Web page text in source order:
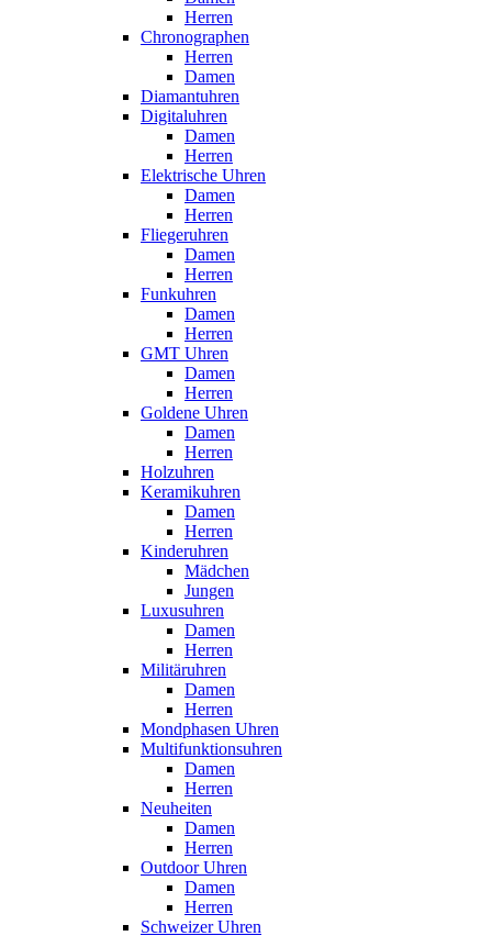
Herren
Chronographen
Herren
Damen
Diamantuhren
Digitaluhren
Damen
Herren
Elektrische Uhren
Damen
Herren
Fliegeruhren
Damen
Herren
Funkuhren
Damen
Herren
GMT Uhren
Damen
Herren
Goldene Uhren
Damen
Herren
Holzuhren
Keramikuhren
Damen
Herren
Kinderuhren
Mädchen
Jungen
Luxusuhren
Damen
Herren
Militäruhren
Damen
Herren
Mondphasen Uhren
Multifunktionsuhren
Damen
Herren
Neuheiten
Damen
Herren
Outdoor Uhren
Damen
Herren
Schweizer Uhren